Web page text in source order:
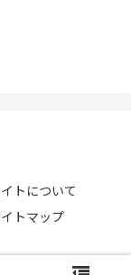
トについて
トマップ